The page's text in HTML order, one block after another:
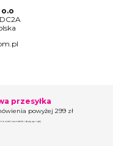
przesyłka
powyżej 299 zł
na meble i duży sprzęt)